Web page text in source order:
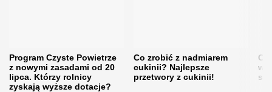
Program Czyste Powietrze
z nowymi zasadami od 20
lipca. Którzy rolnicy
zyskają wyższe dotacje?
Co zrobić z nadmiarem
cukinii? Najlepsze
przetwory z cukinii!
w